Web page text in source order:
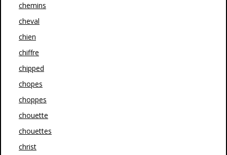
chemins
cheval
chien
chiffre
chipped
chopes
choppes
chouette
chouettes
christ